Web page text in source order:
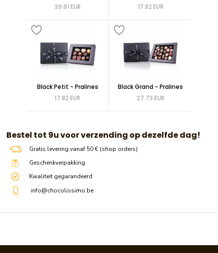
39.61 EUR
17.82 EUR
Black Petit - Pralines
17.82 EUR
Black Grand - Pralines
27.73 EUR
​​ Bestel tot 9u voor verzending op dezelfde dag!
Gratis levering vanaf 50 € (shop orders)
Geschenkverpakking
Kwaliteit gegarandeerd
info@chocolissimo.be